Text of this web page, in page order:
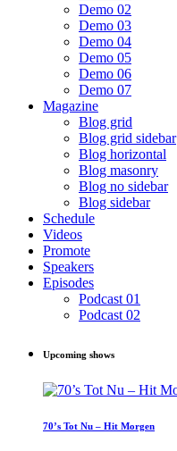
Demo 02
Demo 03
Demo 04
Demo 05
Demo 06
Demo 07
Magazine
Blog grid
Blog grid sidebar
Blog horizontal
Blog masonry
Blog no sidebar
Blog sidebar
Schedule
Videos
Promote
Speakers
Episodes
Podcast 01
Podcast 02
Upcoming shows
70’s Tot Nu – Hit Morgen